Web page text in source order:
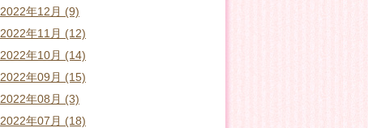
2022年12月 (9)
2022年11月 (12)
2022年10月 (14)
2022年09月 (15)
2022年08月 (3)
2022年07月 (18)